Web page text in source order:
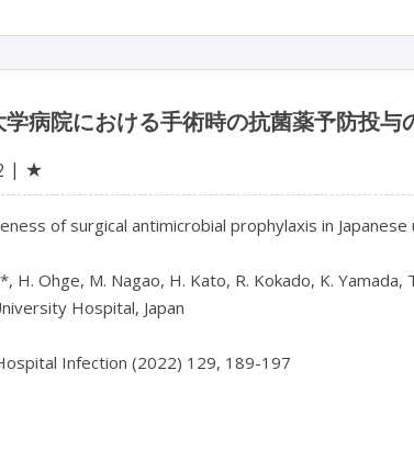
学病院における手術時の抗菌薬予防投
★
of surgical antimicrobial prophylaxis in
H. Ohge, M. Nagao, H. Kato, R. Kokado, K.
Hospital, Japan
Infection (2022) 129, 189-197